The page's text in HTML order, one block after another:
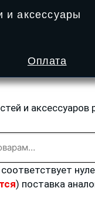
и аксессуары
Оплата
и аксессуаров
) поставка